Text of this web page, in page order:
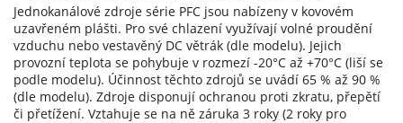
Jednokanálové zdroje série PFC jsou nabízeny v kovovém
uzavřeném plášti. Pro své chlazení využívají volné proudění
vzduchu nebo vestavěný DC větrák (dle modelu). Jejich
provozní teplota se pohybuje v rozmezí -20°C až +70°C (liší se
podle modelu). Účinnost těchto zdrojů se uvádí 65 % až 90 %
(dle modelu). Zdroje disponují ochranou proti zkratu, přepětí
či přetížení. Vztahuje se na ně záruka 3 roky (2 roky pro